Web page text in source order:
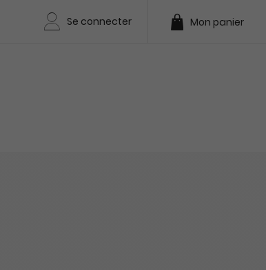
Se connecter Mon panier